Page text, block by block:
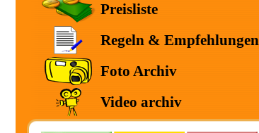
Preisliste
Regeln & Empfehlungen
Foto Archiv
Video archiv